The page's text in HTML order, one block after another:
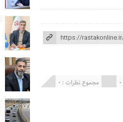
مجموع نظرات : 0